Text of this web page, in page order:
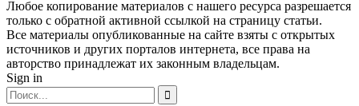
Любое копирование материалов с нашего ресурса разрешается
только с обратной активной ссылкой на страницу статьи.
Все материалы опубликованные на сайте взяты с открытых
источников и других порталов интернета, все права на
авторство принадлежат их законным владельцам.
Sign in